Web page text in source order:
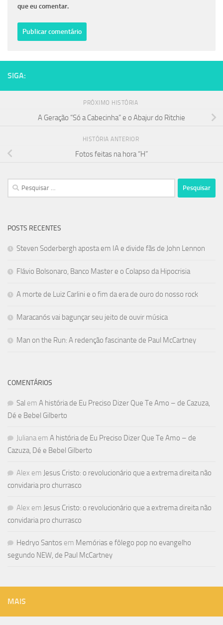
que eu comentar.
SIGA:
PRÓXIMO HISTÓRIA
A Geração “Só a Cabecinha” e o Abajur do Ritchie
HISTÓRIA ANTERIOR
Fotos feitas na hora “H”
Pesquisar
por:
POSTS RECENTES
Steven Soderbergh aposta em IA e divide fãs de John Lennon
Flávio Bolsonaro, Banco Master e o Colapso da Hipocrisia
A morte de Luiz Carlini e o fim da era de ouro do nosso rock
Maracanós vai bagunçar seu jeito de ouvir música
Man on the Run: A redenção fascinante de Paul McCartney
COMENTÁRIOS
Sal em A história de Eu Preciso Dizer Que Te Amo – de Cazuza,
Dé e Bebel Gilberto
Juliana em A história de Eu Preciso Dizer Que Te Amo – de
Cazuza, Dé e Bebel Gilberto
Alex em Jesus Cristo: o revolucionário que a extrema direita não
convidaria pro churrasco
Alex em Jesus Cristo: o revolucionário que a extrema direita não
convidaria pro churrasco
Hedryo Santos em Memórias e fôlego pop no evangelho
segundo NEW, de Paul McCartney
MAIS